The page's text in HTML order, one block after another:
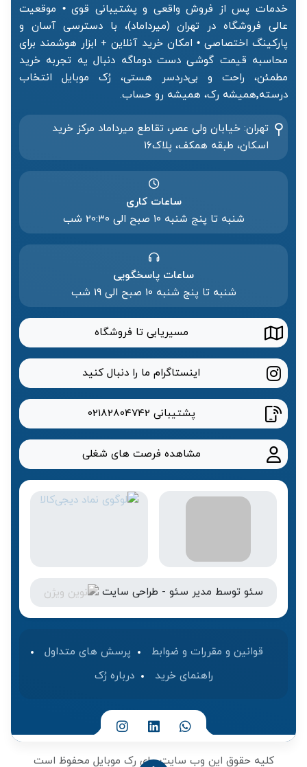
خدمات پس از فروش واقعی و پشتیبانی قوی • موقعیت
عالی فروشگاه در تهران (میرداماد)، با دسترسی آسان و
پارکینگ اختصاصی • امکان خرید آنلاین + ابزار هوشمند برای
محاسبه قیمت گوشی دست دوماگه دنبال یه تجربه خرید
مطمئن، راحت و بی‌دردسر هستی، رُک موبایل انتخاب
درسته٬همیشه رک، همیشه رو حساب.
تهران: خیابان ولی عصر، تقاطع میرداماد مرکز خرید‌
اسکان، طبقه همکف، پلاک۱۶
ساعات کاری
شنبه تا پنج شنبه ۱۰ صبح الی 20:۳۰ شب
ساعات پاسخگویی
شنبه تا پنج شنبه 10 صبح الی 19 شب
مسیریابی تا فروشگاه
اینستاگرام ما را دنبال کنید
پشتیبانی 02182804742
مشاهده فرصت های شغلی
سئو توسط مدیر سئو - طراحی سایت
قوانین و مقررات و ضوابط
پرسش های متداول
راهنمای خرید
درباره رُک‌
کلیه حقوق این وب سایت برای رک موبایل محفوظ است